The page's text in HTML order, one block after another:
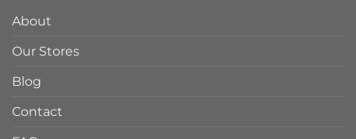
About
Our Stores
Blog
Contact